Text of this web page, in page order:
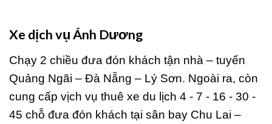
Xe dịch vụ Ánh Dương
Chạy 2 chiều đưa đón khách tận nhà – tuyến
Quảng Ngãi – Đà Nẵng – Lý Sơn. Ngoài ra, còn
cung cấp vịch vụ thuê xe du lịch 4 - 7 - 16 - 30 -
45 chỗ đưa đón khách tại sân bay Chu Lai –